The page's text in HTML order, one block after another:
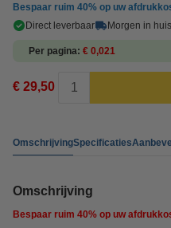
Bespaar ruim 40% op uw
Direct leverbaar
Morgen in huis
Per pagina € 0,021
€ 29,50
OmschrijvingSpecificaties
Omschrijving
Bespaar ruim 40% op uw